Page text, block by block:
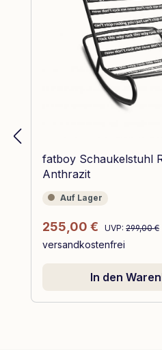
fatboy Schaukelstuhl
Anthrazit
Auf Lager
Auf Lager
Verkaufspreis:
255,00 € Regulärer Preis:
UVP: 299,00 €
versandkostenfrei
In den